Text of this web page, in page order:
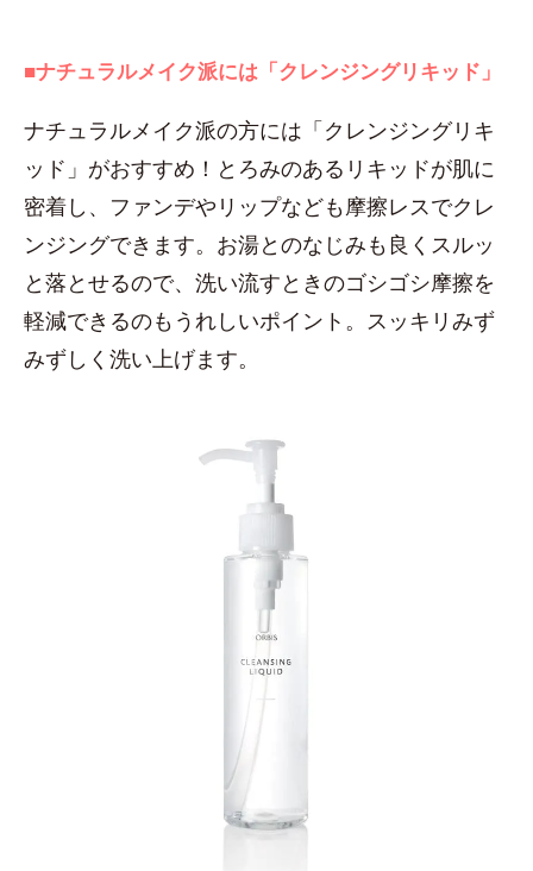
■ナチュラルメイク派には「クレンジングリキッド」
ナチュラルメイク派の方には「クレンジングリキ
ッド」がおすすめ！とろみのあるリキッドが肌に
密着し、ファンデやリップなども摩擦レスでクレ
ンジングできます。お湯とのなじみも良くスルッ
と落とせるので、洗い流すときのゴシゴシ摩擦を
軽減できるのもうれしいポイント。スッキリみず
みずしく洗い上げます。